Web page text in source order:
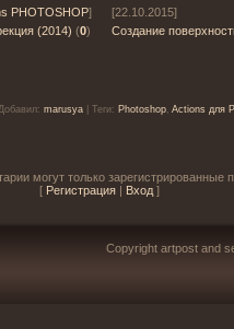
PHOTOSHOP]
(2014) (0)
[22.10.2015]
Создание
Добавил: marusya Теги: Photoshop Actions для
могут только зарегистрированные
[ Регистрация | Вход ]
Copyright artpost and